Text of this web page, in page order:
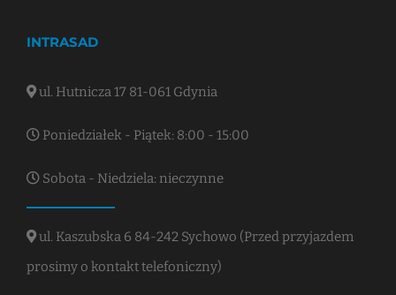
INTRASAD
ul. Hutnicza 17 81-061 Gdynia
Poniedziałek - Piątek: 8:00 - 15:00
Sobota - Niedziela: nieczynne
ul. Kaszubska 6 84-242 Sychowo (Przed przyjazdem
prosimy o kontakt telefoniczny)